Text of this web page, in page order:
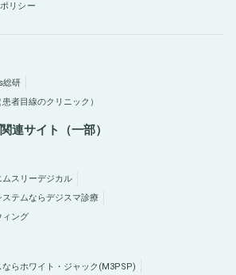
リシー
総研
者目線のクリニック）
連サイト（一部）
スリーデジカル
テムならデジスマ診療
ィング
らホワイト・ジャック(M3PSP)